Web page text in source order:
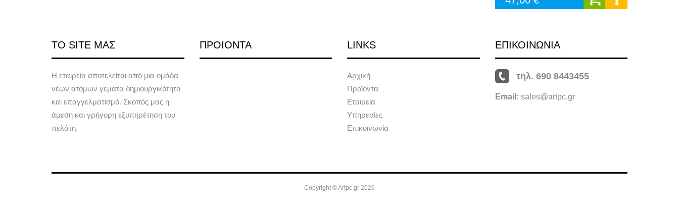
ΤΟ SITE ΜΑΣ
Η εταιρεία αποτελείται από μια ομάδα
νέων ατόμων γεμάτα δημιουργικότητα
και επαγγελματισμό. Σκοπός μας η
άμεση και γρήγορη εξυπηρέτηση του
πελάτη.
ΠΡΟΙΟΝΤΑ LINKS
Αρχική
Προϊόντα
Εταιρεία
Υπηρεσίες
Επικοινωνία
ΕΠΙΚΟΙΝΩΝΙΑ
τηλ. 690 8443455
Email: sales@artpc.gr
Copyright © Artpc.gr 2026